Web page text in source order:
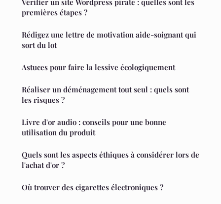
Vérifier un site Wordpress piraté : quelles sont les
premières étapes ?
Rédigez une lettre de motivation aide-soignant qui
sort du lot
Astuces pour faire la lessive écologiquement
Réaliser un déménagement tout seul : quels sont
les risques ?
Livre d'or audio : conseils pour une bonne
utilisation du produit
Quels sont les aspects éthiques à considérer lors de
l'achat d'or ?
Où trouver des cigarettes électroniques ?